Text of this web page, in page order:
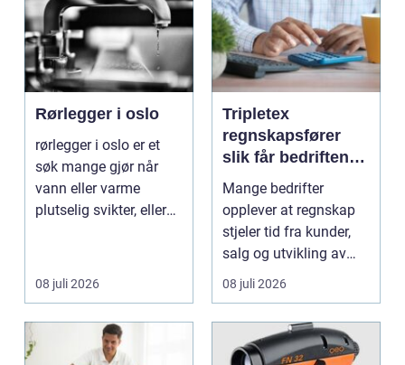
Rørlegger i oslo
rørlegger i oslo er et
søk mange gjør når
vann eller varme
plutselig svikter, eller
08 juli 2026
Tripletex
regnskapsfører
slik får bedriften
mer ut av
regnskapet
Mange bedrifter
opplever at regnskap
stjeler tid fra kunder,
salg og utvikling av
virksomheten. Samt...
08 juli 2026